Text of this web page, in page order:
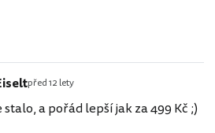
před 12 lety
stalo, a pořád lepší jak za 499 Kč ;)